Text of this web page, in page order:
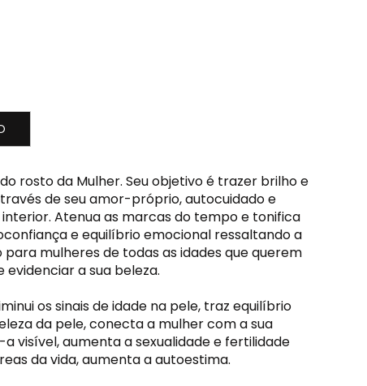
rosto da Mulher. Seu objetivo é trazer brilho e
de seu amor-próprio, autocuidado e
Atenua as marcas do tempo e tonifica
e equilíbrio emocional ressaltando a
para mulheres de todas as idades que querem
evidenciar a sua beleza.
os sinais de idade na pele, traz equilíbrio
da pele, conecta a mulher com a sua
visível, aumenta a sexualidade e fertilidade
da vida, aumenta a autoestima.